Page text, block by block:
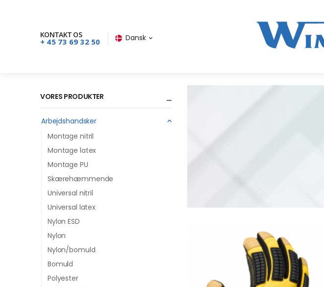
KONTAKT OS
+ 45 73 69 32 50 Dansk
VORES PRODUKTER
Arbejdshandsker
Montage nitril
Montage latex
Montage PU
Skærehæmmende
Universal nitril
Universal latex
Nylon ESD
Nylon
Nylon/bomuld
Bomuld
Polyester